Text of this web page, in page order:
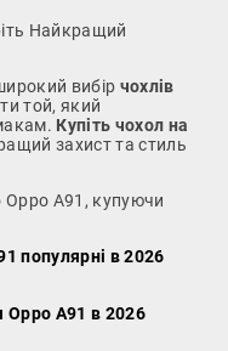
Найкращий
вибір чохлів
той, який
Купіть чохол на
захист та стиль
Oppo A91, купуючи
популярні в 2026
Oppo A91 в 2026